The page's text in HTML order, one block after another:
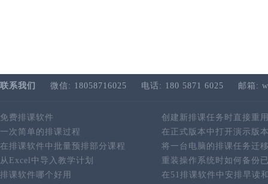
联系我们 微信: 18058716025 电话: 180 5871 6025 邮箱:
免费排课软件
创建新排课任务时直接重
一次简单的排课过程
在正式版本中打开演示版
在排课软件中批量预排部分课程
将一台电脑的排课任务迁
从Excel中导入教学计划
重装操作系统时如何备份
排课软件哪个好用
在51排课软件中安排早读